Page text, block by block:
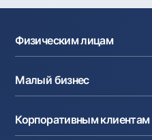
Найти
Полезные ссылки
Физическим лицам
Вклады
Карты
Курсы валют
Денежные переводы
Малый бизнес
Кредиты
Корпоративным клиентам